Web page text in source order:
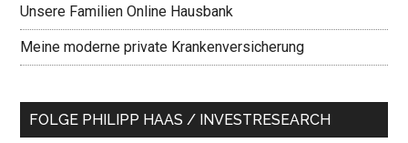
Unsere Familien Online Hausbank
Meine moderne private Krankenversicherung
FOLGE PHILIPP HAAS / INVESTRESEARCH